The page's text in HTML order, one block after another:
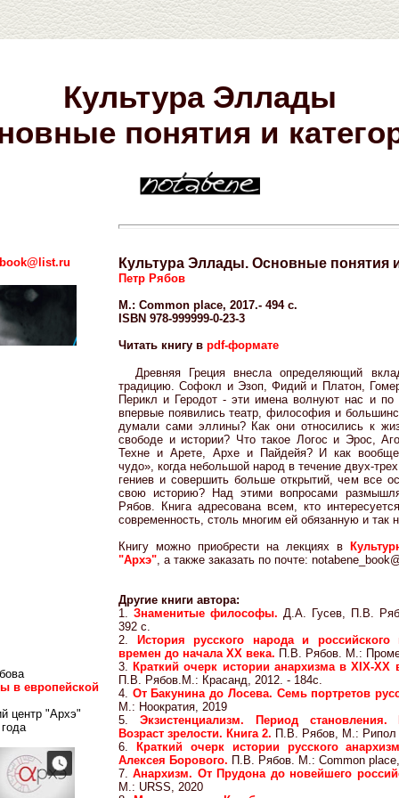
Культура Эллады
понятия и
в европейской
центр "Архэ"
Культура Эллады. Основные понятия
Петр Рябов
М.: Common place, 2017.- 494 с.
ISBN 978-999999-0-23-3
Читать книгу в pdf-формате
Древняя Греция внесла определяющий
традицию. Софокл и Эзоп, Фидий и Платон,
Перикл и Геродот - эти имена волнуют нас и
впервые появились театр, философия и
думали сами эллины? Как они относились к
свободе и истории? Что такое Логос и Эрос,
Техне и Арете, Архе и Пайдейя? И как вообще
чудо», когда небольшой народ в течение двух-
гениев и совершить больше открытий, чем все
свою историю? Над этими вопросами
Рябов. Книга адресована всем, кто
современность, столь многим ей обязанную и так
Книгу можно приобрести на лекциях в
"Архэ", а также заказать по почте:
Другие книги автора:
1. Знаменитые философы. Д.А. Гусев, П.В.
392 с.
2.
История русского народа и
времен до начала ХХ века. П.В. Рябов. М.:
3. Краткий очерк истории анархизма в XIX-XX
П.В. Рябов.М.: Красанд, 2012. - 184с.
4. От Бакунина до Лосева. Семь портретов
М.: Ноократия, 2019
5. Экзистенциализм. Период становления.
Возраст зрелости. Книга 2. П.В. Рябов, М.: Рипол
6.
Краткий очерк истории русского
Алексея Борового. П.В. Рябов. М.: Common
7.Анархизм. От Прудона до новейшего
М.: URSS, 2020